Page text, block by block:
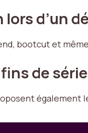
d’un
bootcut et
de